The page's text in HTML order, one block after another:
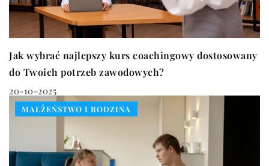
Jak wybrać najlepszy kurs coachingowy dostosowany
do Twoich potrzeb zawodowych?
20-10-2025
MAŁŻEŃSTWO I RODZINA